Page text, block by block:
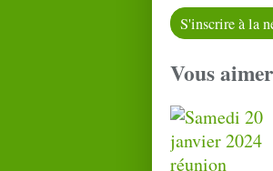
S'inscrire à la
Vous